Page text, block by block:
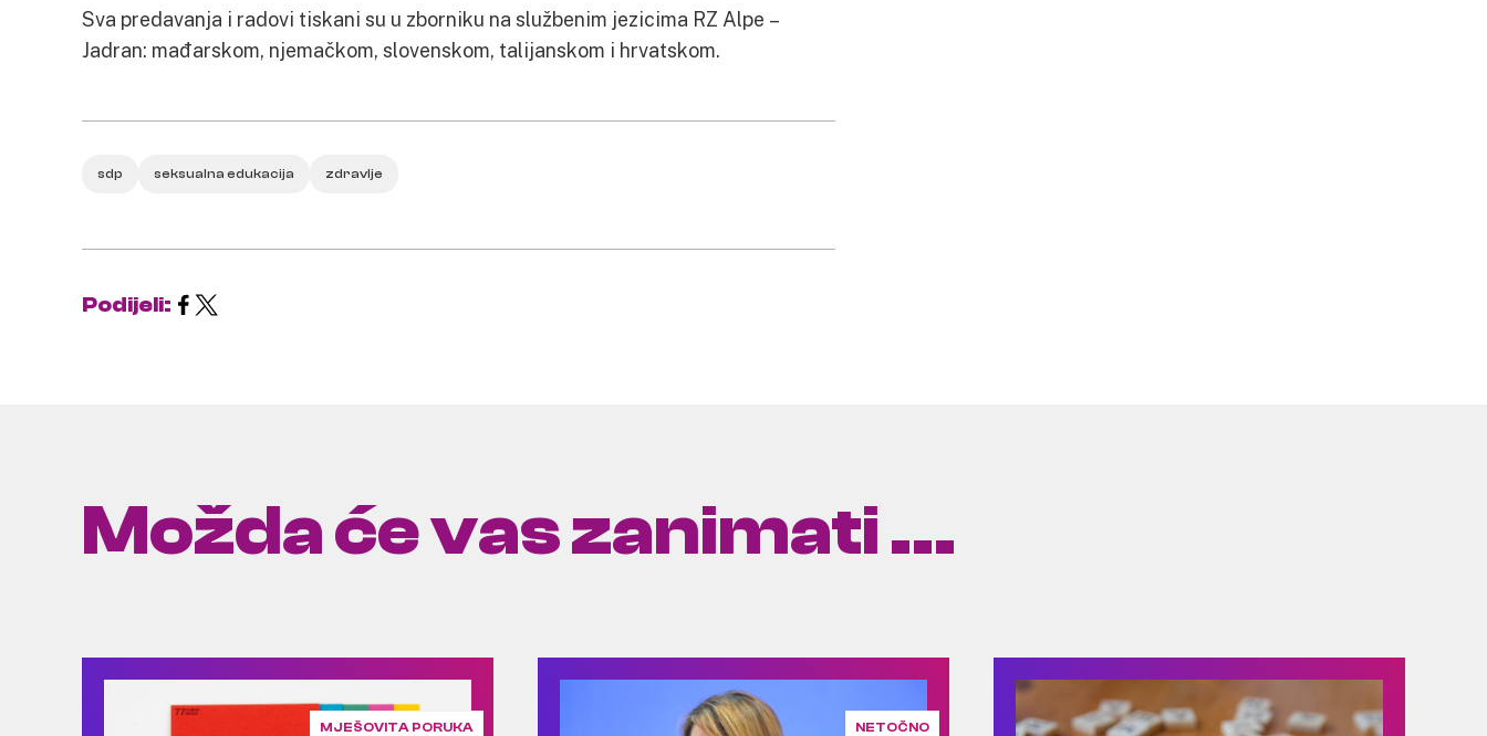
Sva predavanja i radovi tiskani su u zborniku na službenim jezicima RZ Alpe –
Jadran: mađarskom, njemačkom, slovenskom, talijanskom i hrvatskom.
sdp seksualna edukacija zdravlje
Podijeli:
Možda će vas zanimati ...
MJEŠOVITA PORUKA NETOČNO